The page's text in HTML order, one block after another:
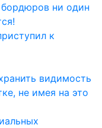
ни один
к
видимость
не имея на это